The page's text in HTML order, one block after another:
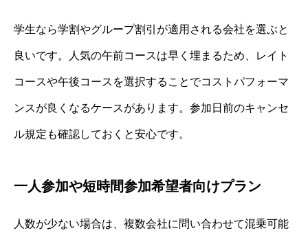
学生なら学割やグループ割引が適用される会社を選ぶと
良いです。人気の午前コースは早く埋まるため、レイト
コースや午後コースを選択することでコストパフォーマ
ンスが良くなるケースがあります。参加日前のキャンセ
ル規定も確認しておくと安心です。
一人参加や短時間参加希望者向けプラン
人数が少ない場合は、複数会社に問い合わせて混乗可能